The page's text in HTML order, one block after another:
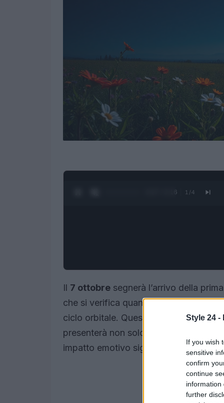
Style 24 -
If you wish
sensitive
confirm
continue
information
further
0:28 / 3:16 1 /4
Il 7 ottobre segnerà l’arrivo della prima
che si verifica quando la Luna
ciclo orbitale. Questa particolareLuna
presenterà non solo più grande e
impatto emotivo significativo,